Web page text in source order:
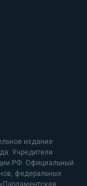
издание
Учредители
РФ. Официальный
федеральных